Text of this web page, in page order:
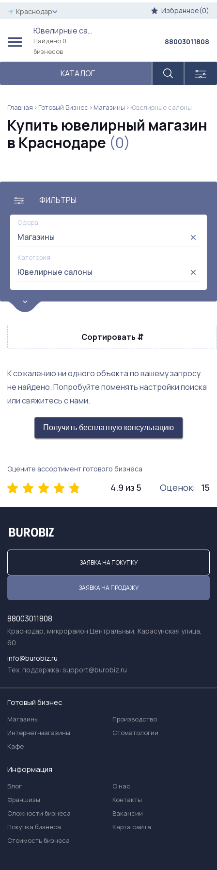
Краснодар Избранное(0)
Ювелирные салоны
Найдено 0
бизнесов
КАТАЛОГ
88003011808
Главная Готовый Бизнес Магазины Ювелирные салоны
Купить ювелирный магазин
в Краснодаре (0)
ФИЛЬТРЫ
Сфера
Магазины
Категория
Ювелирные салоны
Цена
от:
до:
Прибыль
Сортировать ⇵
К сожалению ни одного объекта по вашему запросу
не найдено. Попробуйте поменять настройки поиска
или свяжитесь с нами.
Получить бесплатную консультацию
Оцените ассортимент готового бизнеса
4.9 из 5 Оценок: 15
ЗАЯВКА НА ПОКУПКУ
ЗАЯВКА НА ПРОДАЖУ
88003011808
Краснодар, микрорайон Центральный, Карасунская улица,
60
info@burobiz.ru
Тех. поддержка: support@burobiz.ru
Готовый бизнес
Магазины
Интернет-магазины
Кафе
Производство
Стоматологии
Информация
Блог
Франшизы
Сложности бизнеса
Покупка бизнеса
Стоимость бизнеса
О нас
Контакты
Вакансии
Карта сайта